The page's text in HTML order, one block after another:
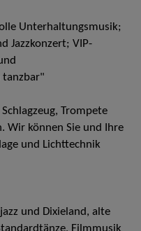
Unterhaltungsmusik;
Jazzkonzert; VIP-
tanzbar"
Trompete
Wir können Sie und Ihre
und Lichttechnik
und Dixieland, alte
Filmmusik